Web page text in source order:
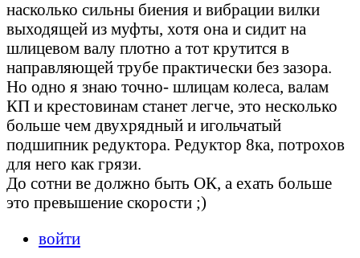
насколько сильны биения и вибрации вилки
выходящей из муфты, хотя она и сидит на
шлицевом валу плотно а тот крутится в
направляющей трубе практически без зазора.
Но одно я знаю точно- шлицам колеса, валам
КП и крестовинам станет легче, это несколько
больше чем двухрядный и игольчатый
подшипник редуктора. Редуктор 8ка, потрохов
для него как грязи.
До сотни ве должно быть ОК, а ехать больше
это превышение скорости ;)
войти